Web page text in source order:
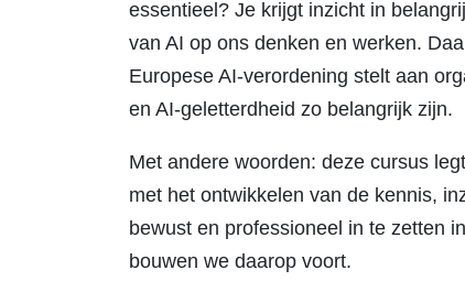
essentieel? Je krijgt inzicht in
van AI op ons denken en werken.
Europese AI-verordening stelt aan
en AI-geletterdheid zo belangrijk zijn.
Met andere woorden: deze cursus
met het ontwikkelen van de kennis,
bewust en professioneel in te zetten
bouwen we daarop voort.